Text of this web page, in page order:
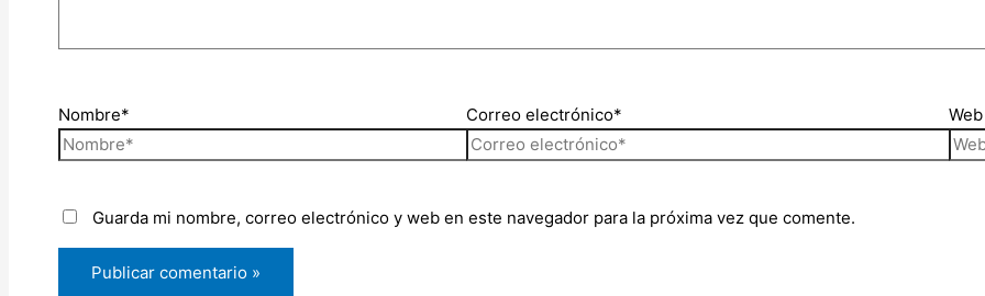
Nombre* Correo electrónico* Web
Guarda mi nombre, correo electrónico y web en este navegador para la próxima vez que comente.